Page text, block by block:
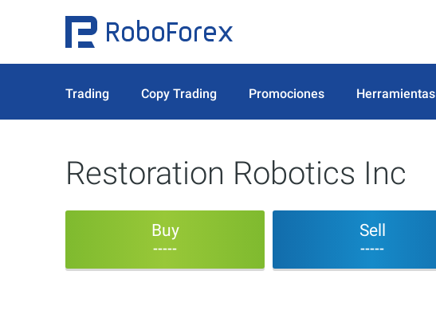
Trading Copy Trading Promociones Herramientas
Restoration Robotics Inc
Buy
-----
Sell
-----